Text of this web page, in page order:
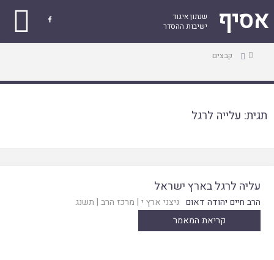
אסיף
שנתון איגוד
ישיבות ההסדר

עמודקבצים
תגית: עלייה לרגל
עליה לרגל בארץ ישראל
הרב חיים יהודה דאום ניצני ארץ י | מרכז הרב | תשנג
קריאת המאמר